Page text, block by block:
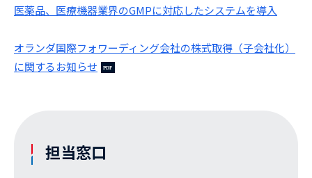
医薬品、医療機器業界のGMPに対応したシステムを導入
オランダ国際フォワーディング会社の株式取得（子会社化）
に関するお知らせ
担当窓口